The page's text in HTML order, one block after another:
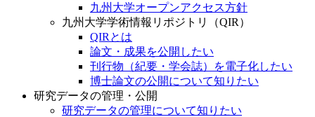
九州大学オープンアクセス方針
九州大学学術情報リポジトリ（QIR）
QIRとは
論文・成果を公開したい
刊行物（紀要・学会誌）を電子化したい
博士論文の公開について知りたい
研究データの管理・公開
研究データの管理について知りたい